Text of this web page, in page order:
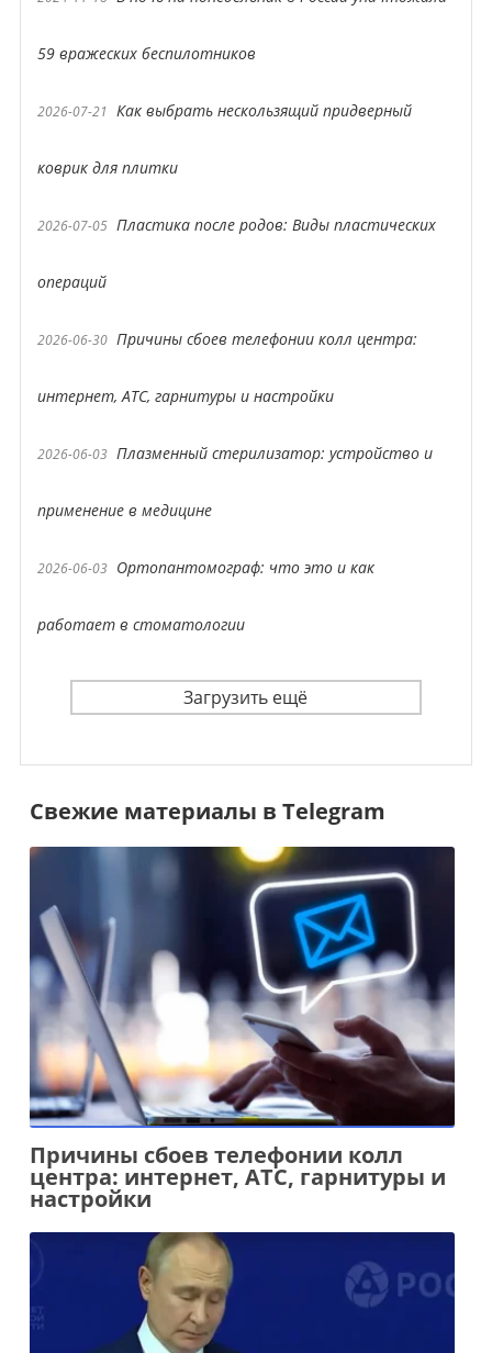
59 вражеских беспилотников
2026-07-21 Как выбрать нескользящий придверный
коврик для плитки
2026-07-05 Пластика после родов: Виды пластических
операций
2026-06-30 Причины сбоев телефонии колл центра:
интернет, АТС, гарнитуры и настройки
2026-06-03 Плазменный стерилизатор: устройство и
применение в медицине
2026-06-03 Ортопантомограф: что это и как
работает в стоматологии
Загрузить ещё
Свежие материалы в Telegram
Причины сбоев телефонии колл
центра: интернет, АТС, гарнитуры и
настройки